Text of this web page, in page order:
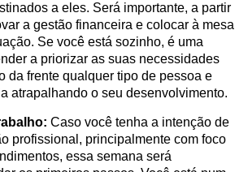
a eles. Será importante, a partir
a gestão financeira e colocar à mesa
Se você está sozinho, é uma
a priorizar as suas necessidades
da frente qualquer tipo de pessoa e
atrapalhando o seu desenvolvimento.
Caso você tenha a intenção de
profissional, principalmente com foco
essa semana será